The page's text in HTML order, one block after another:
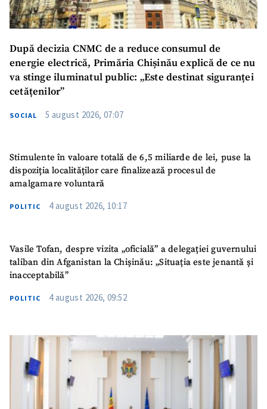
După decizia CNMC de a reduce consumul de
energie electrică, Primăria Chișinău explică de ce nu
va stinge iluminatul public: „Este destinat siguranței
cetățenilor”
SOCIAL 5 august 2026, 07:07
Stimulente în valoare totală de 6,5 miliarde de lei, puse la
dispoziția localităților care finalizează procesul de
amalgamare voluntară
POLITIC 4 august 2026, 10:17
Vasile Tofan, despre vizita „oficială” a delegației guvernului
taliban din Afganistan la Chișinău: „Situația este jenantă și
inacceptabilă”
POLITIC 4 august 2026, 09:52
CONTACT SURSĂ
Email+ Emailul meu
confidențialitate .